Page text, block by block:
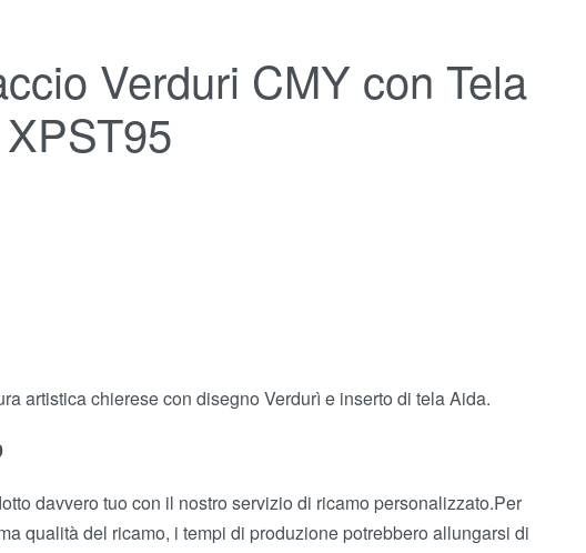
Verduri CMY con Tela
artistica chierese con disegno Verdurì e inserto di tela Aida.
davvero tuo con il nostro servizio di ricamo personalizzato.Per
qualità del ricamo, i tempi di produzione potrebbero allungarsi di